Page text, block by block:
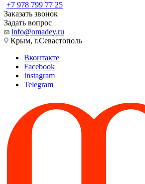
+7 978 799 77 25
Заказать звонок
Задать вопрос
info@omadey.ru
Крым, г.Севастополь
Вконтакте
Facebook
Instagram
Telegram